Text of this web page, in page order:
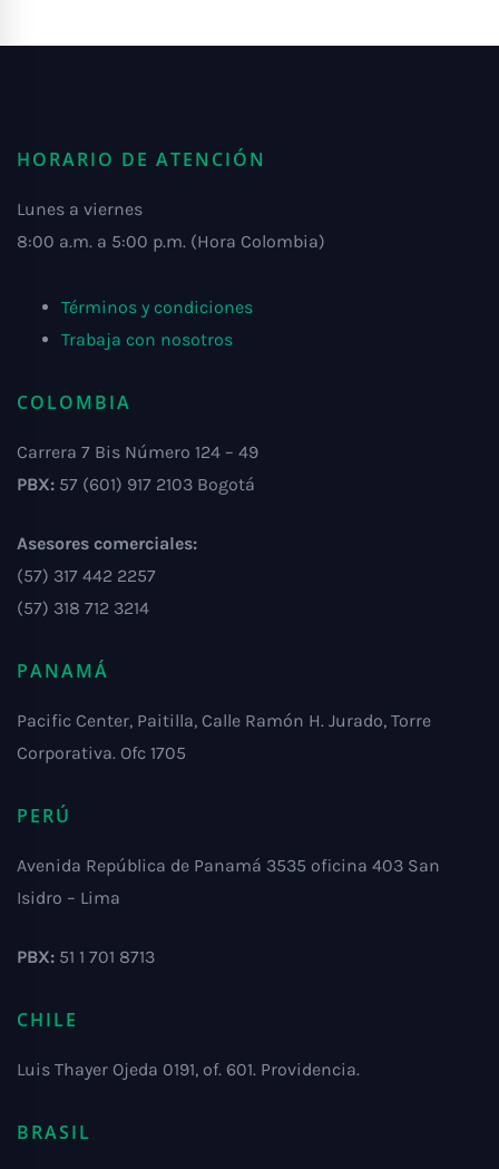
HORARIO DE ATENCIÓN
Lunes a viernes
8:00 a.m. a 5:00 p.m. (Hora Colombia)
Términos y condiciones
Trabaja con nosotros
COLOMBIA
Carrera 7 Bis Número 124 – 49
PBX: 57 (601) 917 2103 Bogotá
Asesores comerciales:
(57) 317 442 2257
(57) 318 712 3214
PANAMÁ
Pacific Center, Paitilla, Calle Ramón H. Jurado, Torre
Corporativa. Ofc 1705
PERÚ
Avenida República de Panamá 3535 oficina 403 San
Isidro – Lima
PBX: 51 1 701 8713
CHILE
Luis Thayer Ojeda 0191, of. 601. Providencia.
BRASIL